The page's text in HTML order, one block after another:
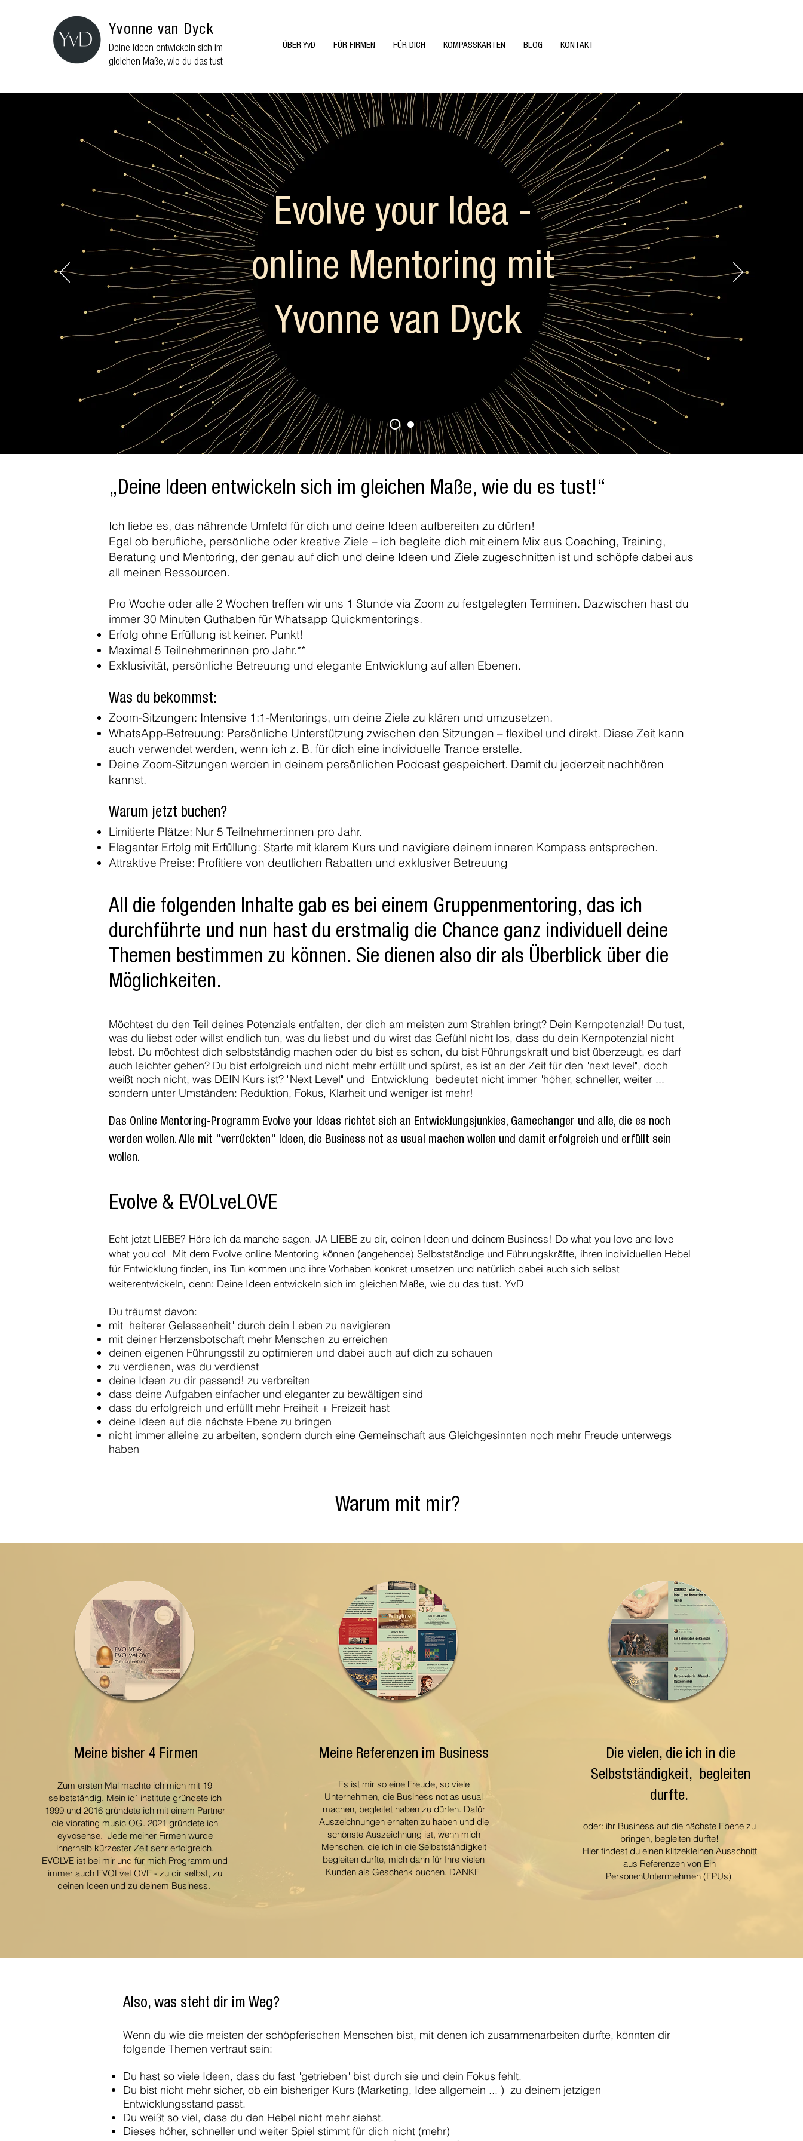
Yvonne van Dyck
Deine Ideen entwickeln sich im
gleichen Maße, wie du das tust
ÜBER YvD FÜR FIRMEN FÜR DICH KOMPASSKARTEN BLOG KONTAKT
Evolve your Idea -
online Mentoring mit
Yvonne van Dyck
„Deine Ideen entwickeln sich im gleichen Maße, wie du es tust!“
Ich liebe es, das nährende Umfeld für dich und deine Ideen aufbereiten zu dürfen!
Egal ob berufliche, persönliche oder kreative Ziele – ich begleite dich mit einem Mix aus Coaching, Training,
Beratung und Mentoring, der genau auf dich und deine Ideen und Ziele zugeschnitten ist und schöpfe dabei aus
all meinen Ressourcen.
Pro Woche oder alle 2 Wochen treffen wir uns 1 Stunde via Zoom zu festgelegten Terminen. Dazwischen hast du
immer 30 Minuten Guthaben für Whatsapp Quickmentorings.
Erfolg ohne Erfüllung ist keiner. Punkt!
Maximal 5 Teilnehmerinnen pro Jahr.**
Exklusivität, persönliche Betreuung und elegante Entwicklung auf allen Ebenen.
Was du bekommst:
Zoom-Sitzungen: Intensive 1:1-Mentorings, um deine Ziele zu klären und umzusetzen.
WhatsApp-Betreuung: Persönliche Unterstützung zwischen den Sitzungen – flexibel und direkt. Diese Zeit kann
auch verwendet werden, wenn ich z. B. für dich eine individuelle Trance erstelle.
Deine Zoom-Sitzungen werden in deinem persönlichen Podcast gespeichert. Damit du jederzeit nachhören
kannst.
Warum jetzt buchen?
Limitierte Plätze: Nur 5 Teilnehmer:innen pro Jahr.
Eleganter Erfolg mit Erfüllung: Starte mit klarem Kurs und navigiere deinem inneren Kompass entsprechen.
Attraktive Preise: Profitiere von deutlichen Rabatten und exklusiver Betreuung
All die folgenden Inhalte gab es bei einem Gruppenmentoring, das ich
durchführte und nun hast du erstmalig die Chance ganz individuell deine
Themen bestimmen zu können. Sie dienen also dir als Überblick über die
Möglichkeiten.
Möchtest du den Teil deines Potenzials entfalten, der dich am meisten zum Strahlen bringt? Dein Kernpotenzial! Du tust,
was du liebst oder willst endlich tun, was du liebst und du wirst das Gefühl nicht los, dass du dein Kernpotenzial nicht
lebst. Du möchtest dich selbstständig machen oder du bist es schon, du bist Führungskraft und bist überzeugt, es darf
auch leichter gehen? Du bist erfolgreich und nicht mehr erfüllt und spürst, es ist an der Zeit für den "next level", doch
weißt noch nicht, was DEIN Kurs ist? "Next Level" und "Entwicklung" bedeutet nicht immer "höher, schneller, weiter ...
sondern unter Umständen: Reduktion, Fokus, Klarheit und weniger ist mehr!
Das Online Mentoring-Programm Evolve your Ideas richtet sich an Entwicklungsjunkies, Gamechanger und alle, die es noch
werden wollen. Alle mit "verrückten" Ideen, die Business not as usual machen wollen und damit erfolgreich und erfüllt sein
wollen.
Evolve & EVOLveLOVE
Echt jetzt LIEBE? Höre ich da manche sagen. JA LIEBE zu dir, deinen Ideen und deinem Business! Do what you love and love
what you do! Mit dem Evolve online Mentoring können (angehende) Selbstständige und Führungskräfte, ihren individuellen Hebel
für Entwicklung finden, ins Tun kommen und ihre Vorhaben konkret umsetzen und natürlich dabei auch sich selbst
weiterentwickeln, denn: Deine Ideen entwickeln sich im gleichen Maße, wie du das tust. YvD
Du träumst davon:
mit "heiterer Gelassenheit" durch dein Leben zu navigieren
mit deiner Herzensbotschaft mehr Menschen zu erreichen
deinen eigenen Führungsstil zu optimieren und dabei auch auf dich zu schauen
zu verdienen, was du verdienst
deine Ideen zu dir passend! zu verbreiten
dass deine Aufgaben einfacher und eleganter zu bewältigen sind
dass du erfolgreich und erfüllt mehr Freiheit + Freizeit hast
deine Ideen auf die nächste Ebene zu bringen
nicht immer alleine zu arbeiten, sondern durch eine Gemeinschaft aus Gleichgesinnten noch mehr Freude unterwegs
haben
Warum mit mir?
Meine bisher 4 Firmen
Zum ersten Mal machte ich mich mit 19
selbstständig. Mein id´ institute gründete ich
1999 und 2016 gründete ich mit einem Partner
die vibrating music OG. 2021 gründete ich
eyvosense. Jede meiner Firmen wurde
innerhalb kürzester Zeit sehr erfolgreich.
EVOLVE ist bei mir und für mich Programm und
immer auch EVOLveLOVE - zu dir selbst, zu
deinen Ideen und zu deinem Business.
Meine Referenzen im Business
Es ist mir so eine Freude, so viele
Unternehmen, die Business not as usual
machen, begleitet haben zu dürfen. Dafür
Auszeichnungen erhalten zu haben und die
schönste Auszeichnung ist, wenn mich
Menschen, die ich in die Selbstständigkeit
begleiten durfte, mich dann für Ihre vielen
Kunden als Geschenk buchen. DANKE
Die vielen, die ich in die
Selbstständigkeit, begleiten
durfte.
oder: ihr Business auf die nächste Ebene zu
bringen, begleiten durfte!
Hier findest du einen klitzekleinen Ausschnitt
aus Referenzen von Ein
PersonenUnternnehmen (EPUs)
Also, was steht dir im Weg?
Wenn du wie die meisten der schöpferischen Menschen bist, mit denen ich zusammenarbeiten durfte, könnten dir
folgende Themen vertraut sein:
Du hast so viele Ideen, dass du fast "getrieben" bist durch sie und dein Fokus fehlt.
Du bist nicht mehr sicher, ob ein bisheriger Kurs (Marketing, Idee allgemein ... ) zu deinem jetzigen
Entwicklungsstand passt.
Du weißt so viel, dass du den Hebel nicht mehr siehst.
Dieses höher, schneller und weiter Spiel stimmt für dich nicht (mehr)